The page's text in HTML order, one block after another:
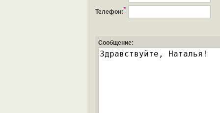
Телефон:*
Сообщение: